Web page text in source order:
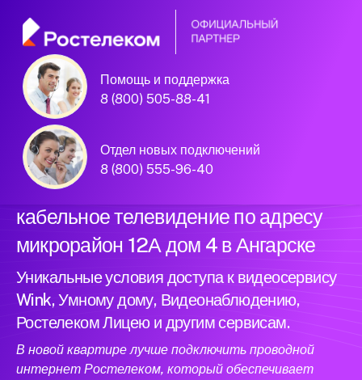
Помощь и поддержка
8 (800) 505-88-41
Отдел новых подключений
8 (800) 555-96-40
Официальный
партнер Ростелеком
Подключили новый интернет и
кабельное телевидение по адресу
микрорайон 12А дом 4 в Ангарске
Уникальные условия доступа к видеосервису
Wink, Умному дому, Видеонаблюдению,
Ростелеком Лицею и другим сервисам.
В новой квартире лучше подключить проводной
интернет Ростелеком, который обеспечивает